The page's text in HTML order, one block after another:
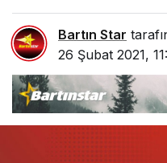
Bartın Star
26 Şubat 2021,
kafelere işte
normalleşme adımları